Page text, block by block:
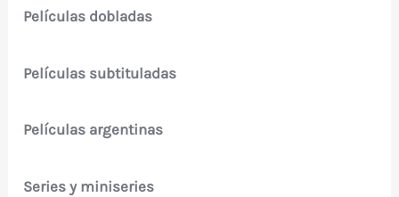
Películas dobladas
Películas subtituladas
Películas argentinas
Series y miniseries